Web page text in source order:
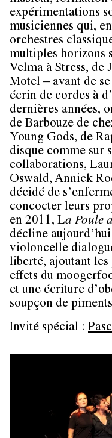
expérimentations
musiciennes qui,
orchestres
multiples horizons
Velma à Stress,
Motel – avant de
écrin de cordes à
dernières années,
de Barbouze de
Young Gods, de
disque comme sur
collaborations,
Oswald, Annick
décidé de
concocter leurs
en 2011, La Poule
décline
violoncelle
liberté, ajoutant les
effets du
et une écriture
soupçon de
Invité spécial :